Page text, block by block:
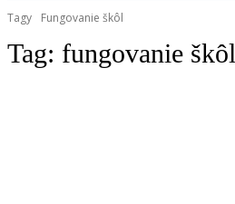
Tagy
Fungovanie škôl
Tag: fungovanie škôl